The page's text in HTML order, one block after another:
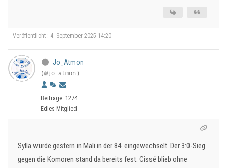
Veröffentlicht : 4. September 2025 14:20
Jo_Atmon
(@jo_atmon)
Beiträge: 1274
Edles Mitglied
Sylla wurde gestern in Mali in der 84. eingewechselt. Der 3:0-Sieg
gegen die Komoren stand da bereits fest. Cissé blieb ohne